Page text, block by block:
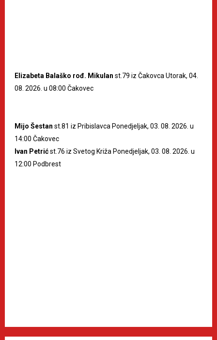
Elizabeta Balaško rođ. Mikulan st.79 iz Čakovca Utorak, 04.
08. 2026. u 08:00 Čakovec
Mijo Šestan st.81 iz Pribislavca Ponedjeljak, 03. 08. 2026. u
14:00 Čakovec
Ivan Petrićst.76 iz Svetog Križa Ponedjeljak, 03. 08. 2026. u
12:00 Podbrest